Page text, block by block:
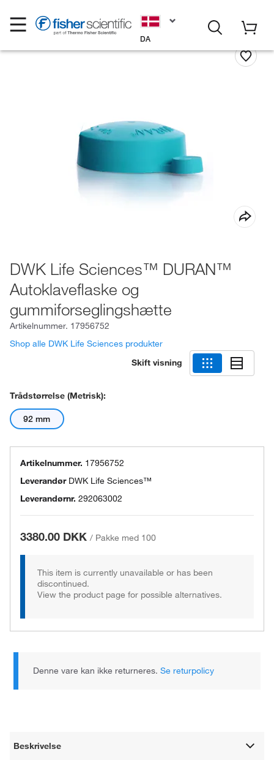
DA
DWK Life Sciences™ DURAN™
Autoklaveflaske og
gummiforseglingshætte
Artikelnummer. 17956752
Shop alle DWK Life Sciences produkter
Skift visning
Trådstørrelse (metrisk):
92 mm
Artikelnummer. 17956752
Leverandør DWK Life Sciences™
Leverandørnr. 292063002
3380.00 DKK / Pakke med 100
This item is currently unavailable or has been
discontinued.
View the product page for possible alternatives.
Denne vare kan ikke returneres.Se returpolicy
Beskrivelse